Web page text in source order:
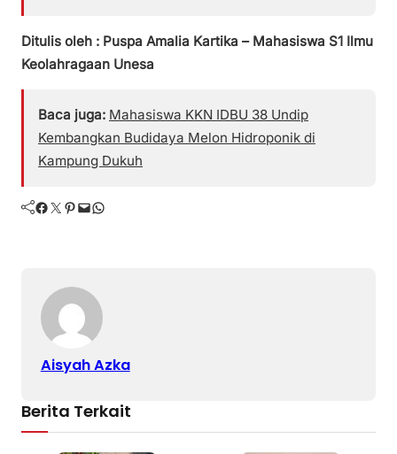
Ditulis oleh : Puspa Amalia Kartika – Mahasiswa S1 Ilmu
Keolahragaan Unesa
Baca juga: Mahasiswa KKN IDBU 38 Undip
Kembangkan Budidaya Melon Hidroponik di
Kampung Dukuh
Facebook Twitter Pinterest Mail WhatsApp
Aisyah Azka
Berita Terkait